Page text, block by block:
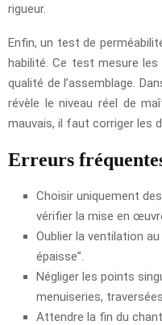
rigueur.
Enfin, un test de
habilité. Ce test mesure
qualité de l’assemblage.
révèle le niveau réel de
mauvais, il faut corriger les
Erreurs
Choisir uniquement
vérifier la mise en
Oublier la ventilation
épaisse”.
Négliger les points
menuiseries,
Attendre la fin du